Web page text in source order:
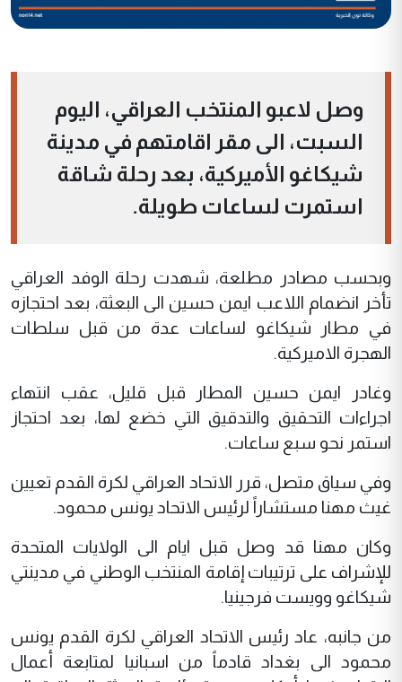
وصل لاعبو المنتخب العراقي، اليوم
السبت، الى مقر اقامتهم في مدينة
شيكاغو الأميركية، بعد رحلة شاقة
استمرت لساعات طويلة.
وبحسب مصادر مطلعة، شهدت رحلة الوفد العراقي
تأخر انضمام اللاعب ايمن حسين الى البعثة، بعد احتجازه
في مطار شيكاغو لساعات عدة من قبل سلطات
الهجرة الاميركية.
وغادر ايمن حسين المطار قبل قليل، عقب انتهاء
اجراءات التحقيق والتدقيق التي خضع لها، بعد احتجاز
استمر نحو سبع ساعات.
وفي سياق متصل، قرر الاتحاد العراقي لكرة القدم تعيين
غيث مهنا مستشاراً لرئيس الاتحاد يونس محمود.
وكان مهنا قد وصل قبل ايام الى الولايات المتحدة
للإشراف على ترتيبات إقامة المنتخب الوطني في مدينتي
شيكاغو وويست فرجينيا.
من جانبه، عاد رئيس الاتحاد العراقي لكرة القدم يونس
محمود الى بغداد قادماً من اسبانيا لمتابعة أعمال